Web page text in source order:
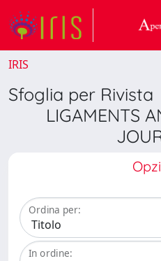
IRIS
Sfoglia per Rivista
LIGAMENTS
Ordina per:
In ordine: